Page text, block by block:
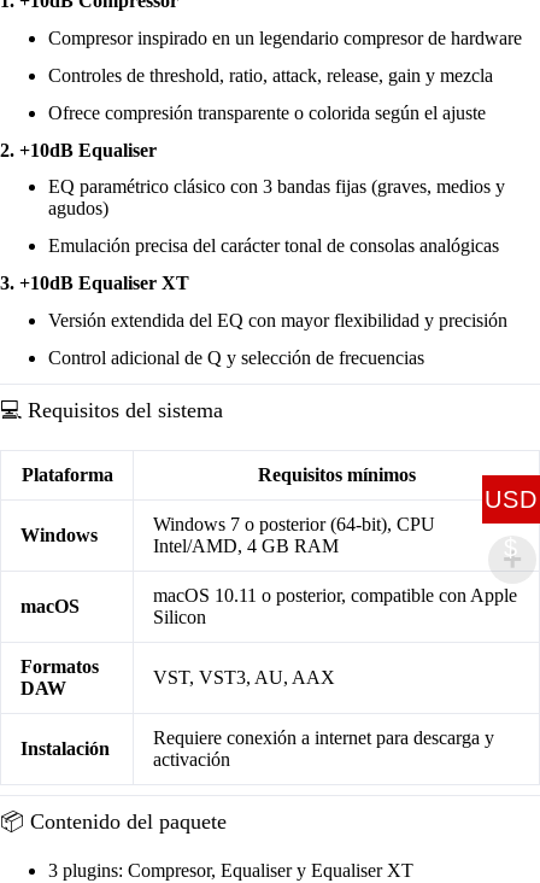
Compresor inspirado en un legendario compresor de hardware
Controles de threshold, ratio, attack, release, gain y mezcla
Ofrece compresión transparente o colorida según el ajuste
2. +10dB Equaliser
EQ paramétrico clásico con 3 bandas fijas (graves, medios y
agudos)
Emulación precisa del carácter tonal de consolas analógicas
3. +10dB Equaliser XT
Versión extendida del EQ con mayor flexibilidad y precisión
Control adicional de Q y selección de frecuencias
💻 Requisitos del sistema
Plataforma Requisitos mínimos
Windows
Windows 7 o posterior (64-bit), CPU
Intel/AMD, 4 GB RAM
macOS
macOS 10.11 o posterior, compatible con Apple
Silicon
Formatos
DAW
VST, VST3, AU, AAX
Instalación
Requiere conexión a internet para descarga y
activación
📦 Contenido del paquete
3 plugins: Compresor, Equaliser y Equaliser XT
USD
$